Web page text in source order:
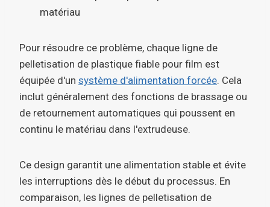
matériau
Pour résoudre ce problème, chaque ligne de
pelletisation de plastique fiable pour film est
équipée d'un système d'alimentation forcée. Cela
inclut généralement des fonctions de brassage ou
de retournement automatiques qui poussent en
continu le matériau dans l'extrudeuse.
Ce design garantit une alimentation stable et évite
les interruptions dès le début du processus. En
comparaison, les lignes de pelletisation de